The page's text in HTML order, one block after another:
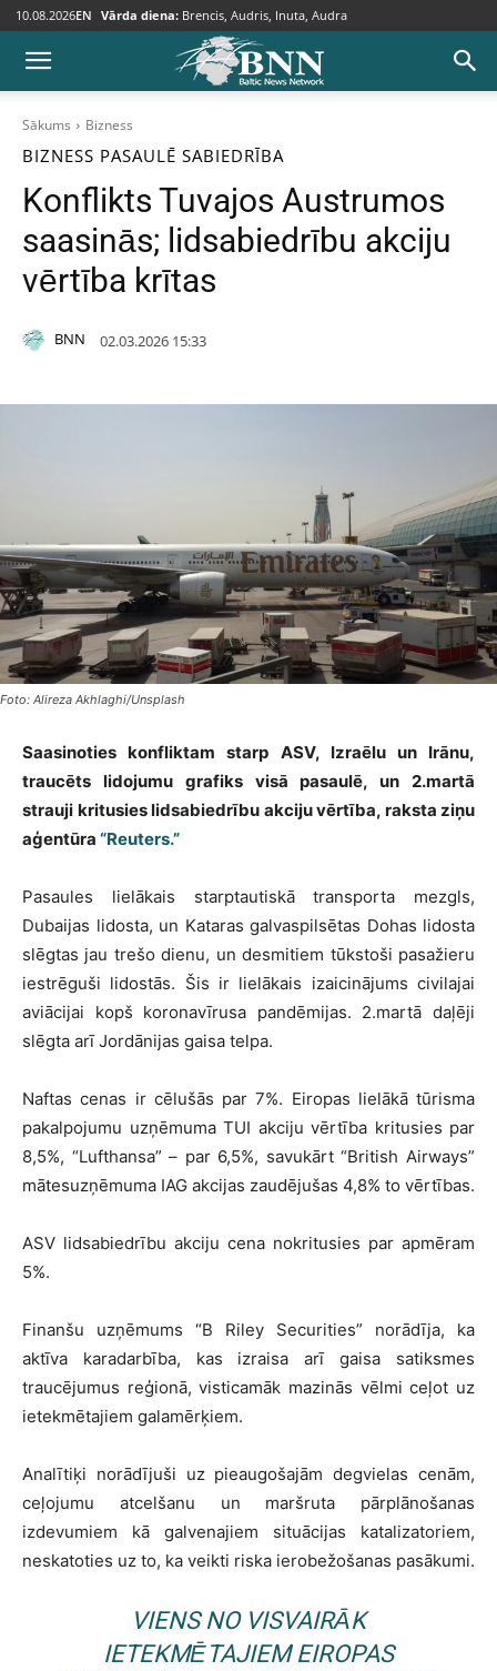
10.08.2026EN Vārda diena: Brencis, Audris, Inuta, Audra
Sākums Bizness
BIZNESS PASAULĒ SABIEDRĪBA
Konflikts Tuvajos Austrumos
saasinās; lidsabiedrību akciju
vērtība krītas
BNN 02.03.2026 15:33
Foto: Alireza Akhlaghi/Unsplash
Saasinoties konfliktam starp ASV, Izraēlu un Irānu,
traucēts lidojumu grafiks visā pasaulē, un 2.martā
strauji kritusies lidsabiedrību akciju vērtība, raksta ziņu
aģentūra “Reuters.”
Pasaules lielākais starptautiskā transporta mezgls,
Dubaijas lidosta, un Kataras galvaspilsētas Dohas lidosta
slēgtas jau trešo dienu, un desmitiem tūkstoši pasažieru
iestrēguši lidostās. Šis ir lielākais izaicinājums civilajai
aviācijai kopš koronavīrusa pandēmijas. 2.martā daļēji
slēgta arī Jordānijas gaisa telpa.
Naftas cenas ir cēlušās par 7%. Eiropas lielākā tūrisma
pakalpojumu uzņēmuma TUI akciju vērtība kritusies par
8,5%, “Lufthansa” – par 6,5%, savukārt “British Airways”
mātesuzņēmuma IAG akcijas zaudējušas 4,8% to vērtības.
ASV lidsabiedrību akciju cena nokritusies par apmēram
5%.
Finanšu uzņēmums “B Riley Securities” norādīja, ka
aktīva karadarbība, kas izraisa arī gaisa satiksmes
traucējumus reģionā, visticamāk mazinās vēlmi ceļot uz
ietekmētajiem galamērķiem.
Analītiķi norādījuši uz pieaugošajām degvielas cenām,
ceļojumu atcelšanu un maršruta pārplānošanas
izdevumiem kā galvenajiem situācijas katalizatoriem,
neskatoties uz to, ka veikti riska ierobežošanas pasākumi.
VIENS NO VISVAIRĀK
IETEKMĒTAJIEM EIROPAS